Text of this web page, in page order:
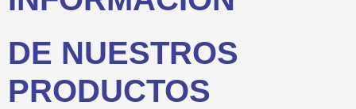
DE NUESTROS
PRODUCTOS